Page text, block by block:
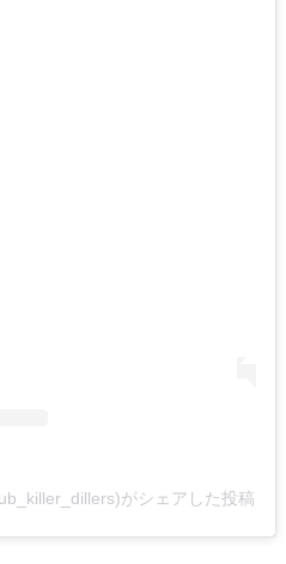
がシェアした投稿